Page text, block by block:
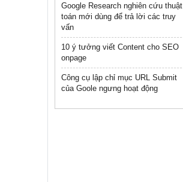
Google Research nghiên cứu thuật
toán mới dùng để trả lời các truy
vấn
10 ý tưởng viết Content cho SEO
onpage
Công cụ lập chỉ mục URL Submit
của Goole ngưng hoạt động